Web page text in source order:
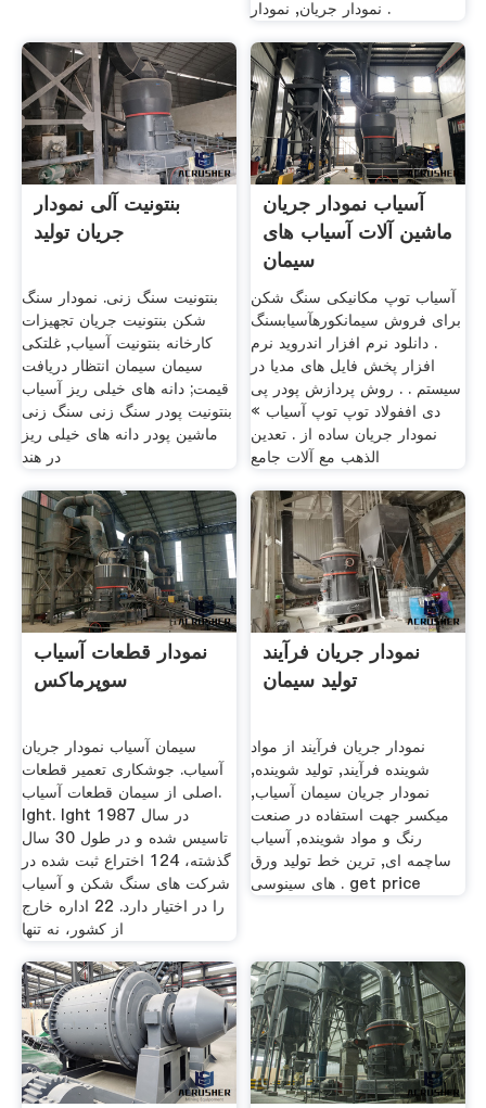
نمودار جریان, نمودار .
بنتونیت آلی نمودار
جریان تولید
بنتونیت سنگ زنی. نمودار سنگ
شکن بنتونیت جریان تجهیزات
کارخانه بنتونیت آسیاب, غلتکی
سیمان سیمان انتظار دریافت
قیمت; دانه های خیلی ریز آسیاب
بنتونیت پودر سنگ زنی سنگ زنی
ماشین پودر دانه های خیلی ریز
در هند
آسیاب نمودار جریان
ماشین آلات آسیاب های
سیمان
آسیاب توپ مکانیکی سنگ شکن
برای فروش سیمانکورهآسیابسنگ
. دانلود نرم افزار اندروید نرم
افزار پخش فایل های مدیا در
سیستم . . روش پردازش پودر پی
دی اففولاد توپ توپ آسیاب »
نمودار جریان ساده از . تعدين
الذهب مع آلات جامع
نمودار قطعات آسیاب
سوپرماکس
سیمان آسیاب نمودار جریان
آسیاب. جوشکاری تعمیر قطعات
اصلی از سیمان قطعات آسیاب.
lght. lght در سال 1987
تاسیس شده و در طول 30 سال
گذشته، 124 اختراع ثبت شده در
شركت های سنگ شكن و آسیاب
را در اختیار دارد. 22 اداره خارج
از کشور، نه تنها
نمودار جریان فرآیند
تولید سیمان
نمودار جریان فرآیند از مواد
شوینده فرآیند, تولید شوینده,
نمودار جریان سیمان آسیاب,
میکسر جهت استفاده در صنعت
رنگ و مواد شوینده, آسیاب
ساچمه ای, ترین خط تولید ورق
هاى سینوسى . get price